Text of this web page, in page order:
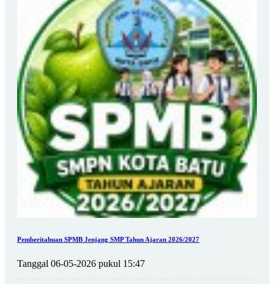
Pemberitahuan SPMB Jenjang SMP Tahun Ajaran 2026/2027
Tanggal 06-05-2026 pukul 15:47